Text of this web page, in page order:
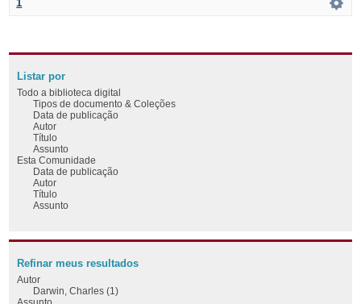
1
Listar por
Todo a biblioteca digital
Tipos de documento & Coleções
Data de publicação
Autor
Título
Assunto
Esta Comunidade
Data de publicação
Autor
Título
Assunto
Refinar meus resultados
Autor
Darwin, Charles (1)